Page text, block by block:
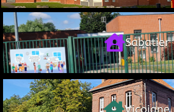
Sabatier